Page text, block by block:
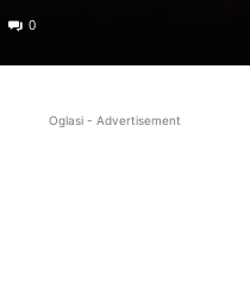
0
Oglasi - Advertisement